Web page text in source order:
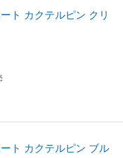
ト カクテルピン クリ
ト カクテルピン ブル